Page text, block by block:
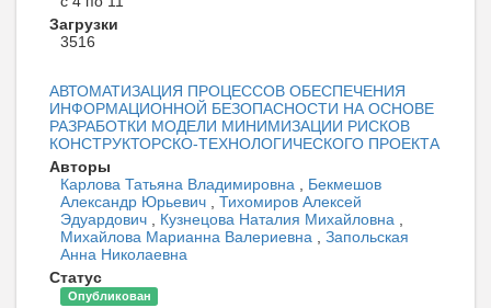
Загрузки
3516
АВТОМАТИЗАЦИЯ ПРОЦЕССОВ ОБЕСПЕЧЕНИЯ
ИНФОРМАЦИОННОЙ БЕЗОПАСНОСТИ НА ОСНОВЕ
РАЗРАБОТКИ МОДЕЛИ МИНИМИЗАЦИИ РИСКОВ
КОНСТРУКТОРСКО-ТЕХНОЛОГИЧЕСКОГО ПРОЕКТА
Авторы
Карлова Татьяна Владимировна
Бекмешов
Александр Юрьевич
Тихомиров Алексей
Эдуардович
Кузнецова Наталия Михайловна
Михайлова Марианна Валериевна
Запольская
Анна Николаевна
Статус
Опубликован